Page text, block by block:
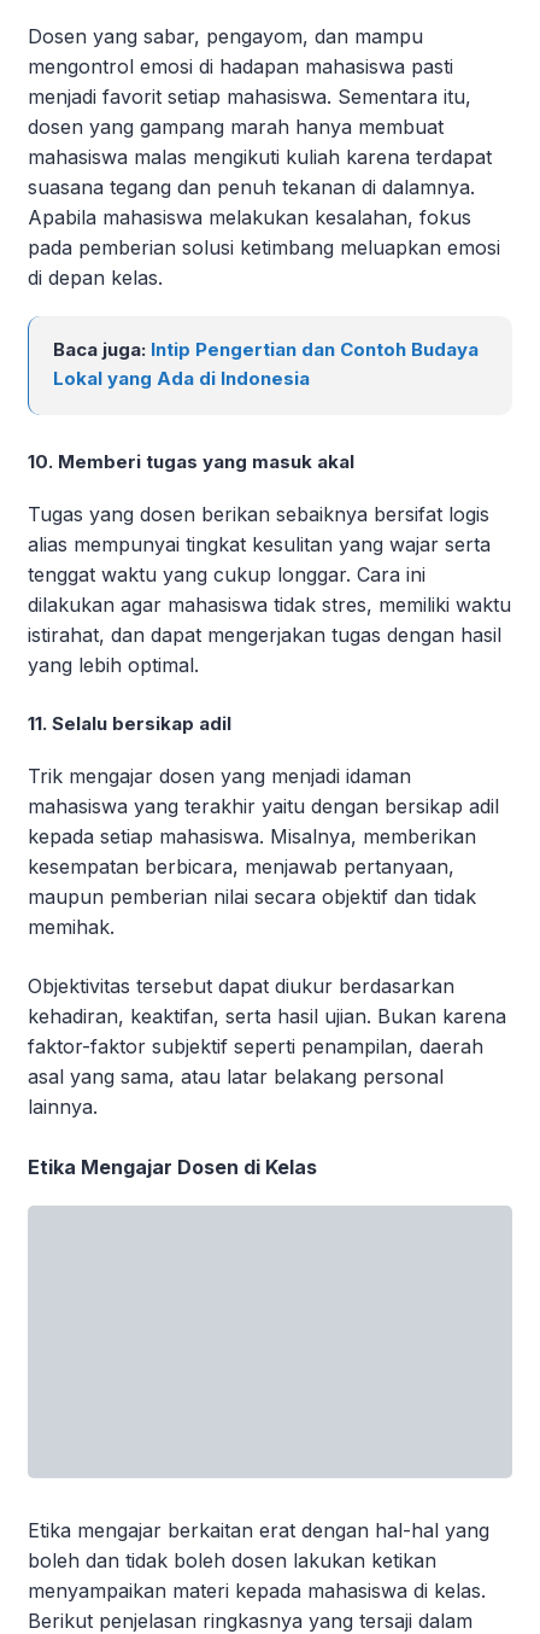
Dosen yang sabar, pengayom, dan mampu
mengontrol emosi di hadapan mahasiswa pasti
menjadi favorit setiap mahasiswa. Sementara itu,
dosen yang gampang marah hanya membuat
mahasiswa malas mengikuti kuliah karena terdapat
suasana tegang dan penuh tekanan di dalamnya.
Apabila mahasiswa melakukan kesalahan, fokus
pada pemberian solusi ketimbang meluapkan emosi
di depan kelas.
Baca juga: Intip Pengertian dan Contoh Budaya
Lokal yang Ada di Indonesia
10. Memberi tugas yang masuk akal
Tugas yang dosen berikan sebaiknya bersifat logis
alias mempunyai tingkat kesulitan yang wajar serta
tenggat waktu yang cukup longgar. Cara ini
dilakukan agar mahasiswa tidak stres, memiliki waktu
istirahat, dan dapat mengerjakan tugas dengan hasil
yang lebih optimal.
11. Selalu bersikap adil
Trik mengajar dosen yang menjadi idaman
mahasiswa yang terakhir yaitu dengan bersikap adil
kepada setiap mahasiswa. Misalnya, memberikan
kesempatan berbicara, menjawab pertanyaan,
maupun pemberian nilai secara objektif dan tidak
memihak.
Objektivitas tersebut dapat diukur berdasarkan
kehadiran, keaktifan, serta hasil ujian. Bukan karena
faktor-faktor subjektif seperti penampilan, daerah
asal yang sama, atau latar belakang personal
lainnya.
Etika Mengajar Dosen di Kelas
Etika mengajar berkaitan erat dengan hal-hal yang
boleh dan tidak boleh dosen lakukan ketikan
menyampaikan materi kepada mahasiswa di kelas.
Berikut penjelasan ringkasnya yang tersaji dalam